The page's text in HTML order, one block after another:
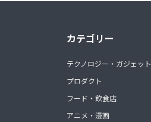
カテゴリー
テクノロジー・ガジェット
プロダクト
フード・飲食店
アニメ・漫画